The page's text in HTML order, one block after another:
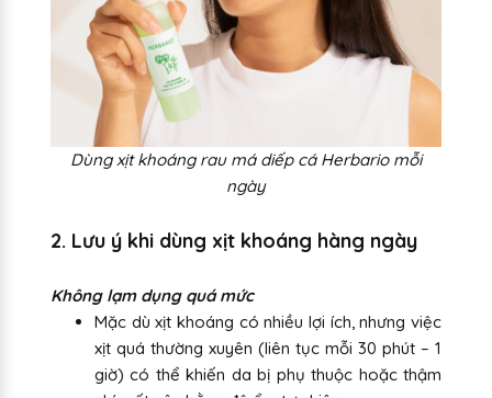
Dùng xịt khoáng rau má diếp cá Herbario mỗi
ngày
2. Lưu ý khi dùng xịt khoáng hàng ngày
Không lạm dụng quá mức
Mặc dù xịt khoáng có nhiều lợi ích, nhưng việc
xịt quá thường xuyên (liên tục mỗi 30 phút – 1
giờ) có thể khiến da bị phụ thuộc hoặc thậm